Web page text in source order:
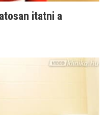
itatni a